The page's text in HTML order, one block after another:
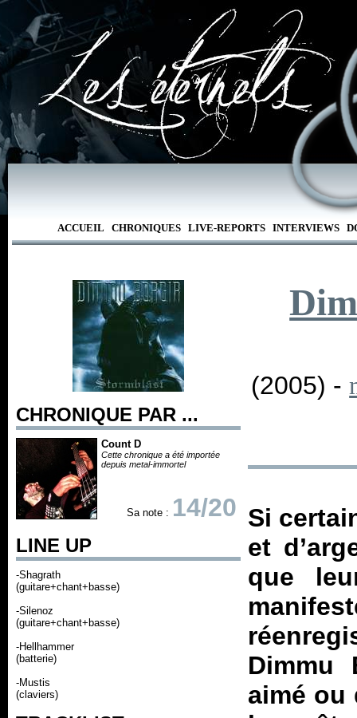
ACCUEIL CHRONIQUES LIVE-REPORTS INTERVIEWS
CHRONIQUE PAR ...
Count D
Cette chronique a été importée
depuis metal-immortel
Sa note : 14/20
LINE UP
-Shagrath
(guitare+chant+basse)
-Silenoz
(guitare+chant+basse)
-Hellhammer
(batterie)
-Mustis
(claviers)
(2005) -
Si
et
que
Dimmu
aimé ou